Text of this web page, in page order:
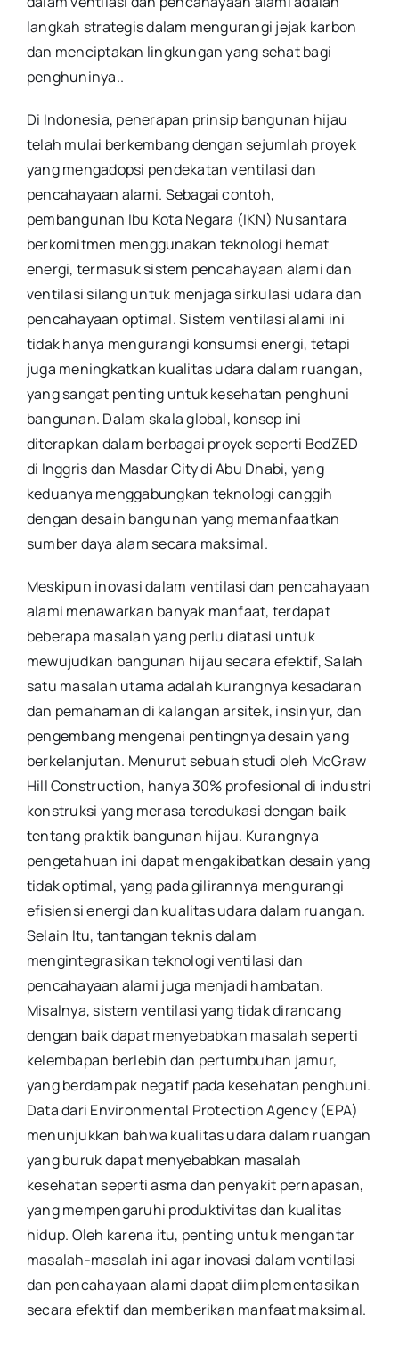
langkah strategis dalam mengurangi jejak karbon
dan menciptakan lingkungan yang sehat bagi
penghuninya..
Di Indonesia, penerapan prinsip bangunan hijau
telah mulai berkembang dengan sejumlah proyek
yang mengadopsi pendekatan ventilasi dan
pencahayaan alami. Sebagai contoh,
pembangunan Ibu Kota Negara (IKN) Nusantara
berkomitmen menggunakan teknologi hemat
energi, termasuk sistem pencahayaan alami dan
ventilasi silang untuk menjaga sirkulasi udara dan
pencahayaan optimal. Sistem ventilasi alami ini
tidak hanya mengurangi konsumsi energi, tetapi
juga meningkatkan kualitas udara dalam ruangan,
yang sangat penting untuk kesehatan penghuni
bangunan. Dalam skala global, konsep ini
diterapkan dalam berbagai proyek seperti BedZED
di Inggris dan Masdar City di Abu Dhabi, yang
keduanya menggabungkan teknologi canggih
dengan desain bangunan yang memanfaatkan
sumber daya alam secara maksimal.
Meskipun inovasi dalam ventilasi dan pencahayaan
alami menawarkan banyak manfaat, terdapat
beberapa masalah yang perlu diatasi untuk
mewujudkan bangunan hijau secara efektif, Salah
satu masalah utama adalah kurangnya kesadaran
dan pemahaman di kalangan arsitek, insinyur, dan
pengembang mengenai pentingnya desain yang
berkelanjutan. Menurut sebuah studi oleh McGraw
Hill Construction, hanya 30% profesional di industri
konstruksi yang merasa teredukasi dengan baik
tentang praktik bangunan hijau. Kurangnya
pengetahuan ini dapat mengakibatkan desain yang
tidak optimal, yang pada gilirannya mengurangi
efisiensi energi dan kualitas udara dalam ruangan.
Selain Itu, tantangan teknis dalam
mengintegrasikan teknologi ventilasi dan
pencahayaan alami juga menjadi hambatan.
Misalnya, sistem ventilasi yang tidak dirancang
dengan baik dapat menyebabkan masalah seperti
kelembapan berlebih dan pertumbuhan jamur,
yang berdampak negatif pada kesehatan penghuni.
Data dari Environmental Protection Agency (EPA)
menunjukkan bahwa kualitas udara dalam ruangan
yang buruk dapat menyebabkan masalah
kesehatan seperti asma dan penyakit pernapasan,
yang mempengaruhi produktivitas dan kualitas
hidup. Oleh karena itu, penting untuk mengantar
masalah-masalah ini agar inovasi dalam ventilasi
dan pencahayaan alami dapat diimplementasikan
secara efektif dan memberikan manfaat maksimal.